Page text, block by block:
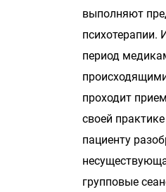
выполняют
психотерапии.
период
проходит
своей
пациенту
групповые